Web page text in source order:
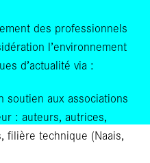
des professionnels
l’environnement
d’actualité via :
soutien aux associations
: auteurs, autrices,
filière technique (Naais,